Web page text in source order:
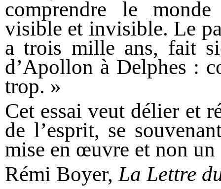
comprendre le
visible et invisible. Le
a trois mille ans, fait
d’Apollon à Delphes :
trop. »
Cet essai veut délier et
de l’esprit, se
mise en œuvre et non
Rémi Boyer, La Lettre